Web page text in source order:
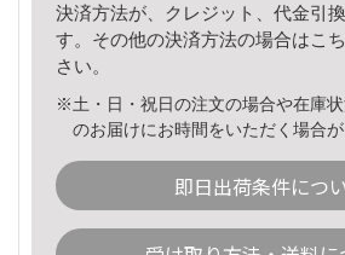
決済方法が、クレジット、代金引
す。その他の決済方法の場合はこ
さい。
※土・日・祝日の注文の場合や在庫
のお届けにお時間をいただく場合が
即日出荷条件につ